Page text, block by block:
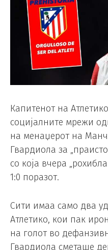
Капитенот на
социјалните мрежи
на менаџерот на
Гвардиола за
со која вчера
1:0 поразот.
Сити имаа само два
Атлетико, кои пак
на голот во
Гвардиола сметаше